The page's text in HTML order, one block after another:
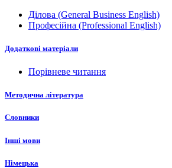
Ділова (General Business English)
Професійна (Professional English)
Додаткові матеріали
Порівневе читання
Методична література
Словники
Інші мови
Німецька